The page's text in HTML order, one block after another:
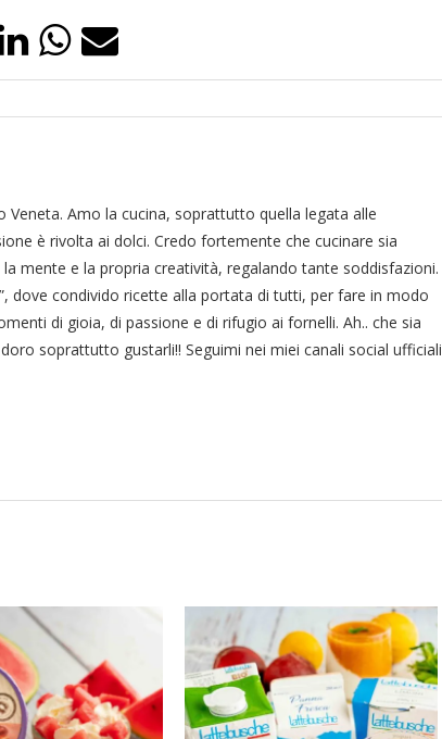
Veneta. Amo la cucina, soprattutto quella legata alle
è rivolta ai dolci. Credo fortemente che cucinare sia
mente e la propria creatività, regalando tante soddisfazioni.
dove condivido ricette alla portata di tutti, per fare in modo
di gioia, di passione e di rifugio ai fornelli. Ah.. che sia
soprattutto gustarli!! Seguimi nei miei canali social ufficiali